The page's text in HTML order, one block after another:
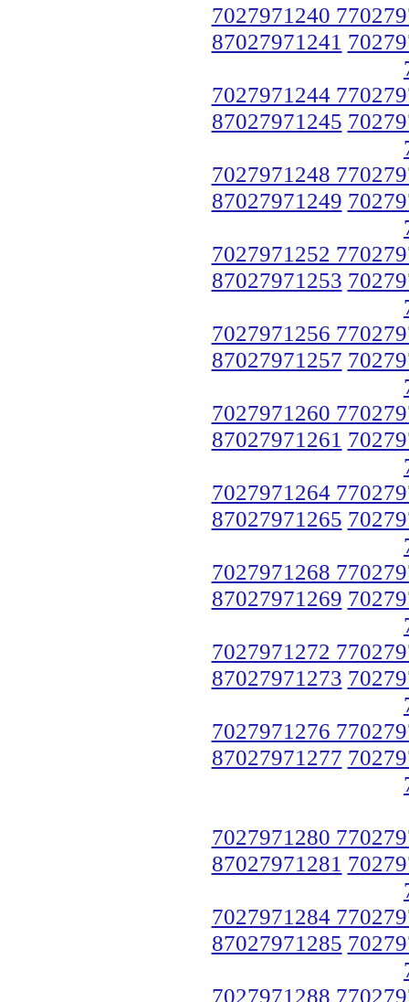
7027971240
87027971241
7027971244
87027971245
7027971248
87027971249
7027971252
87027971253
7027971256
87027971257
7027971260
87027971261
7027971264
87027971265
7027971268
87027971269
7027971272
87027971273
7027971276
87027971277
7027971280
87027971281
7027971284
87027971285
7027971288